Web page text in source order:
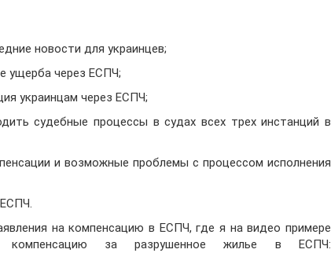
новости для украинцев;
ущерба через ЕСПЧ;
украинцам через ЕСПЧ;
судебные процессы в судах всех трех инстанций в
и возможные проблемы с процессом исполнения
на компенсацию в ЕСПЧ, где я на видео примере
компенсацию за разрушенное жилье в ЕСПЧ: